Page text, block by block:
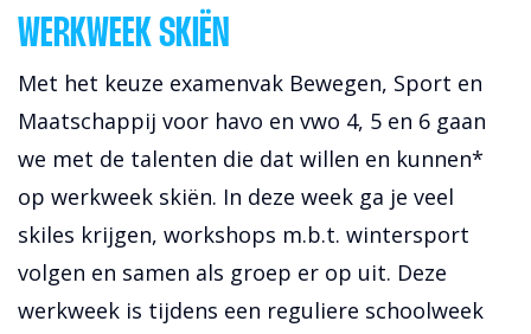
WERKWEEK SKIËN
Met het keuze examenvak Bewegen, Sport en
Maatschappij voor havo en vwo 4, 5 en 6 gaan
we met de talenten die dat willen en kunnen*
op werkweek skiën. In deze week ga je veel
skiles krijgen, workshops m.b.t. wintersport
volgen en samen als groep er op uit. Deze
werkweek is tijdens een reguliere schoolweek